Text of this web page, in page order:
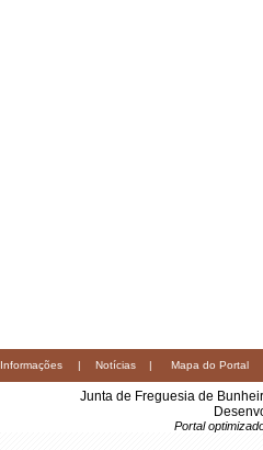
Informações | Notícias | Mapa do Portal
Junta de Freguesia de
Portal